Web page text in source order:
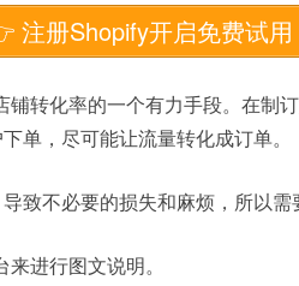
注册Shopify开启免费试
转化率的一个有力手段。在制
单，尽可能让流量转化成订单。
致不必要的损失和麻烦，所以需
进行图文说明。